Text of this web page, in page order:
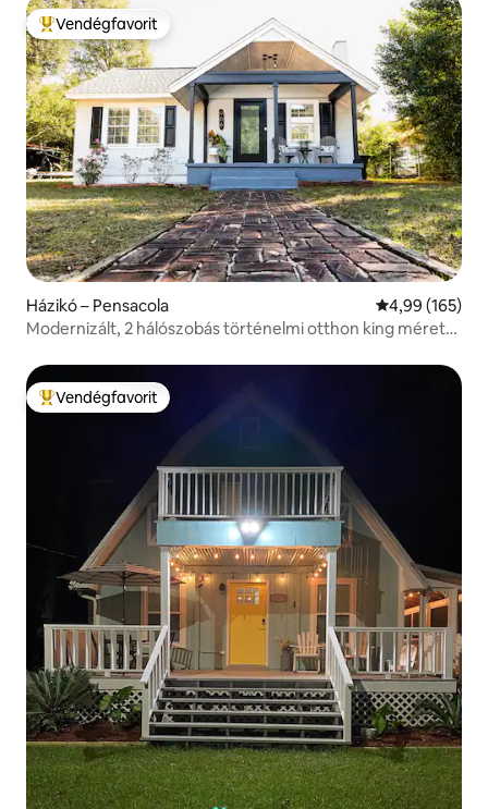
Kiemelt vendégfavorit
Vendégfavorit
Házikó – Pensacola Átlagos
4,99 (165)
Modernizált, 2 hálószobás történelmi otthon king méretű
Kiemelt vendégfavorit
Vendégfavorit